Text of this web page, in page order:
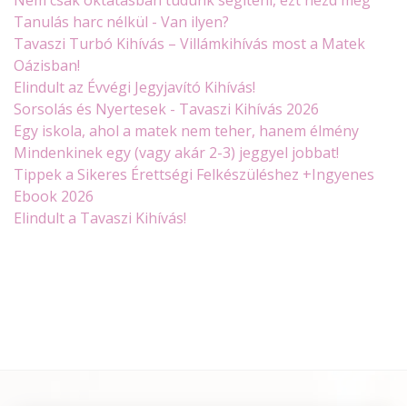
Tanulás harc nélkül - Van ilyen?
Tavaszi Turbó Kihívás – Villámkihívás most a Matek
Oázisban!
Elindult az Évvégi Jegyjavító Kihívás!
Sorsolás és Nyertesek - Tavaszi Kihívás 2026
Egy iskola, ahol a matek nem teher, hanem élmény
Mindenkinek egy (vagy akár 2-3) jeggyel jobbat!
Tippek a Sikeres Érettségi Felkészüléshez +Ingyenes
Ebook 2026
Elindult a Tavaszi Kihívás!